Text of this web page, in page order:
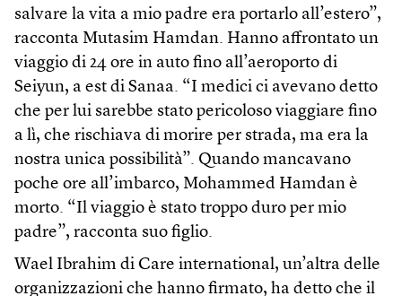
salvare la vita a mio padre era portarlo all’estero”,
racconta Mutasim Hamdan. Hanno affrontato un
viaggio di 24 ore in auto fino all’aeroporto di
Seiyun, a est di Sanaa. “I medici ci avevano detto
che per lui sarebbe stato pericoloso viaggiare fino
a lì, che rischiava di morire per strada, ma era la
nostra unica possibilità”. Quando mancavano
poche ore all’imbarco, Mohammed Hamdan è
morto. “Il viaggio è stato troppo duro per mio
padre”, racconta suo figlio.
Wael Ibrahim di Care international, un’altra delle
organizzazioni che hanno firmato, ha detto che il